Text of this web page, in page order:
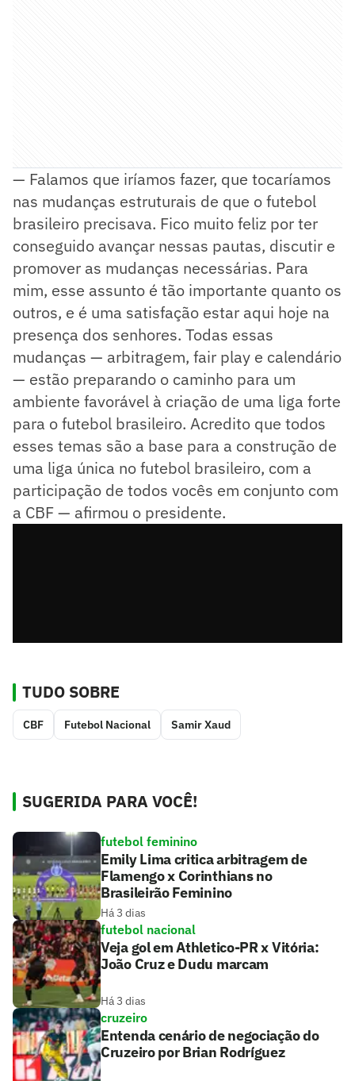
— Falamos que iríamos fazer, que tocaríamos
nas mudanças estruturais de que o futebol
brasileiro precisava. Fico muito feliz por ter
conseguido avançar nessas pautas, discutir e
promover as mudanças necessárias. Para
mim, esse assunto é tão importante quanto os
outros, e é uma satisfação estar aqui hoje na
presença dos senhores. Todas essas
mudanças — arbitragem, fair play e calendário
— estão preparando o caminho para um
ambiente favorável à criação de uma liga forte
para o futebol brasileiro. Acredito que todos
esses temas são a base para a construção de
uma liga única no futebol brasileiro, com a
participação de todos vocês em conjunto com
a CBF — afirmou o presidente.
TUDO SOBRE
CBF Futebol Nacional Samir Xaud
SUGERIDA PARA VOCÊ!
futebol feminino
Emily Lima critica arbitragem de
Flamengo x Corinthians no
Brasileirão Feminino
Há 3 dias
futebol nacional
Veja gol em Athletico-PR x Vitória:
João Cruz e Dudu marcam
Há 3 dias
cruzeiro
Entenda cenário de negociação do
Cruzeiro por Brian Rodríguez